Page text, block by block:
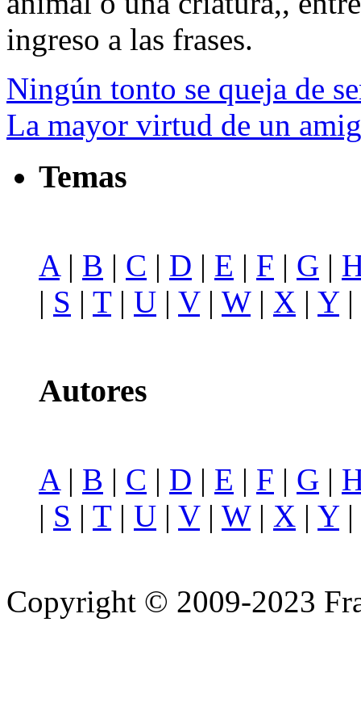
ingreso a las frases.
Ningún tonto se queja de
La mayor virtud de un
Temas
A| B | C | D | E | F | G |
| S | T| U | V| W| X | Y|
Autores
A | B | C | D | E | F | G |
| S | T| U | V| W| X | Y|
Copyright © 2009-2023